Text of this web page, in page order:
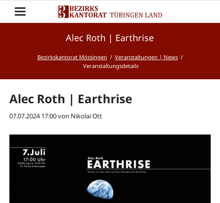
Alec Roth | Earthrise
Bezirkskantorat Mössingen
Veranstaltungen | News
Veranstaltungsdetails
Alec Roth | Earthrise
07.07.2024 17:00von Nikolai Ott